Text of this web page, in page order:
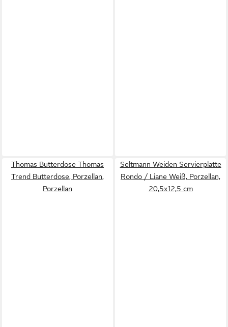
Thomas Butterdose Thomas
Trend Butterdose, Porzellan,
Porzellan
Seltmann Weiden Servierplatte
Rondo / Liane Weiß, Porzellan,
20,5x12,5 cm